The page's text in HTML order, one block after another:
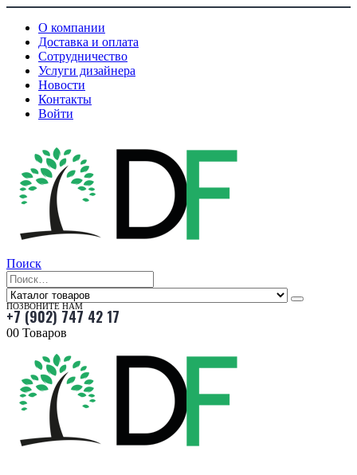
О компании
Доставка и оплата
Сотрудничество
Услуги дизайнера
Новости
Контакты
Войти
Поиск
ПОЗВОНИТЕ НАМ
+7 (902) 747 42 17
00 Товаров